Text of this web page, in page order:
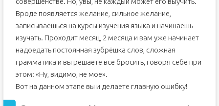
Этап III: Спойте песню
Этап IV: Напечатайте короткий абзац на английском
Этап V: Тысячью слов
Советы для успешного изучения английского языка
Занимайтесь английским каждый день
Изучайте английский вместе с друзьями
Изучайте английский различными методами
Вроде появляется желание, сильное желание,
записываешься на курсы изучения языка и начинаешь
изучать. Проходит месяц, 2 месяца и вам уже начинает
надоедать постоянная зубрёшка слов, сложная
грамматика и вы решаете всё бросить, говоря себе при
этом: «Ну, видимо, не моё».
Вот на данном этапе вы и делаете главную ошибку!